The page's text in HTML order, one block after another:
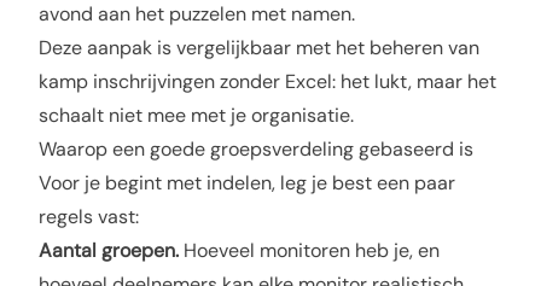
avond aan het puzzelen met namen.
Deze aanpak is vergelijkbaar met het beheren van
kamp inschrijvingen zonder Excel: het lukt, maar het
schaalt niet mee met je organisatie.
Waarop een goede groepsverdeling gebaseerd is
Voor je begint met indelen, leg je best een paar
regels vast:
Aantal groepen. Hoeveel monitoren heb je, en